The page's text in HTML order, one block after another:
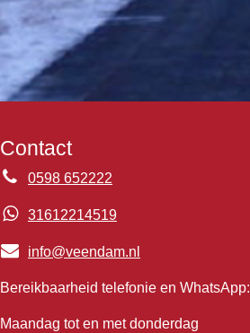
Contact
0598 652222
31612214519
info@veendam.nl
Bereikbaarheid telefonie en WhatsApp:
Maandag tot en met donderdag